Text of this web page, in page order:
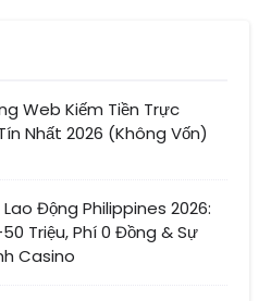
Web Kiếm Tiền Trực
Nhất 2026 (Không Vốn)
Lao Động Philippines 2026:
Triệu, Phí 0 Đồng & Sự
Casino